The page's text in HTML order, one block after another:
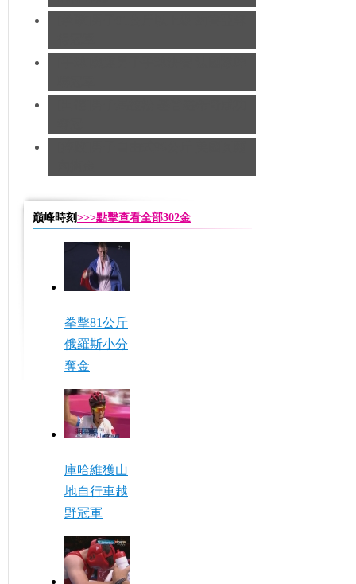
巔峰時刻 >>>點擊查看全部302金
拳擊81公斤
俄羅斯小分
奪金
庫哈維獲山
地自行車越
野冠軍